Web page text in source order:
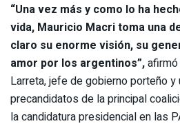
“Una vez más y como lo ha
vida, Mauricio Macri toma una
claro su enorme visión, su
amor por los argentinos”,
Larreta, jefe de gobierno porteño
precandidatos de la principal
la candidatura presidencial en las